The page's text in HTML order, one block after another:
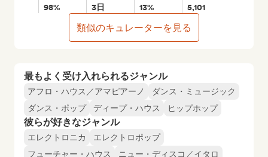
最もよく受け入れられるジャンル
アフロ・ハウス／アマピアーノ
ダンス・ミュージック
ダンス・ポップ
ディープ・ハウス ヒップホップ
彼らが好きなジャンル
エレクトロニカ
エレクトロポップ
フューチャー・ハウス
ニュー・ディスコ／イタロ
98% 3日 13% 5,101
類似のキュレーターを見る